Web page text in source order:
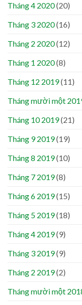
Tháng 4 2020(20)
Tháng 3 2020(16)
Tháng 2 2020(12)
Tháng 1 2020(8)
Tháng 12 2019(11)
Tháng mười một
Tháng 10 2019(21)
Tháng 9 2019(19)
Tháng 8 2019(10)
Tháng 7 2019(8)
Tháng 6 2019(15)
Tháng 5 2019(18)
Tháng 4 2019(9)
Tháng 3 2019(9)
Tháng 2 2019(2)
Tháng mười một